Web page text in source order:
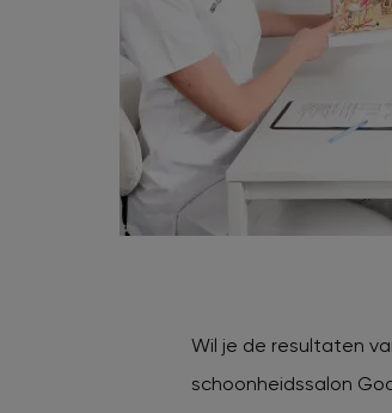
Wil je de resultaten
schoonheidssalon